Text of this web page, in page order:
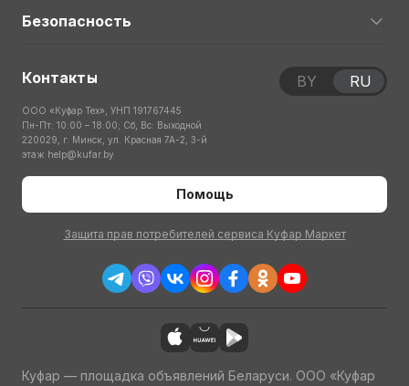
Безопасность
Контакты
ООО «Куфар Тех», УНП 191767445
Пн-Пт: 10:00 – 18:00; Сб, Вс: Выходной
220029, г. Минск, ул. Красная 7А-2, 3-й
этаж help@kufar.by
Помощь
Защита прав потребителей сервиса Куфар Маркет
BY RU
Куфар — площадка объявлений Беларуси. ООО «Куфар